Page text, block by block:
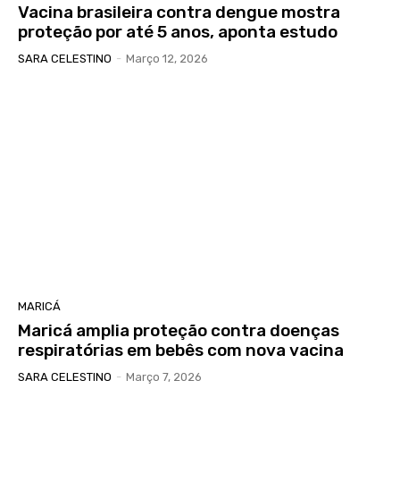
Vacina brasileira contra dengue mostra
proteção por até 5 anos, aponta estudo
SARA CELESTINO - Março 12, 2026
MARICÁ
Maricá amplia proteção contra doenças
respiratórias em bebês com nova vacina
SARA CELESTINO - Março 7, 2026